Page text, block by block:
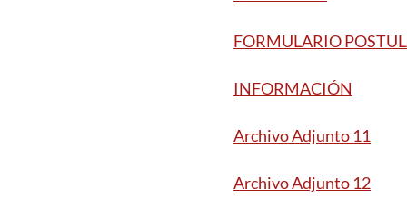
FORMULARIO
INFORMACIÓN
Archivo Adjunto 11
Archivo Adjunto 12